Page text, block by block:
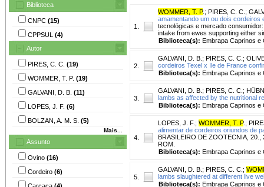
Biblioteca
CNPC (15)
CPPSUL (4)
Autor
PIRES, C. C. (19)
WOMMER, T. P. (19)
GALVANI, D. B. (11)
LOPES, J. F. (6)
BOLZAN, A. M. S. (5)
Mais...
Assunto
Ovino (16)
Cordeiro (6)
Carcaça (4)
1.
WOMMER, T. P. ; PIRES, C. C. ;
amamentando um ou dois cordeiros
tecnológicas e mercado
intake from ewes supporting either
Biblioteca(s): Embrapa Caprinos e
2.
GALVANI, D. B. ; PIRES, C. C. ;
cordeiros Texel x Ile de France
Biblioteca(s): Embrapa Caprinos e
3.
GALVANI, D. B. ; PIRES, C. C. ;
lambs as affected by the nutritional
Biblioteca(s): Embrapa Caprinos e
4.
LOPES, J. F. ; WOMMER, T. P. ;
alimentar de cordeiros oriundos de
BRASILEIRO DE ZOOTECNIA, 20.,
ROM.
Biblioteca(s): Embrapa Caprinos e
5.
GALVANI, D. B. ; PIRES, C. C. ;
lambs slaughtered at different live
Biblioteca(s): Embrapa Caprinos e